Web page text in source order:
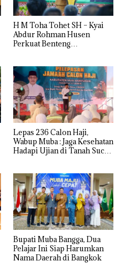
H M Toha Tohet SH – Kyai
Abdur Rohman Husen
Perkuat Benteng
Lepas 236 Calon Haji,
Wabup Muba : Jaga Kesehatan
Hadapi Ujian di Tanah Suci
Bupati Muba Bangga, Dua
Pelajar Ini Siap Harumkan
Nama Daerah di Bangkok